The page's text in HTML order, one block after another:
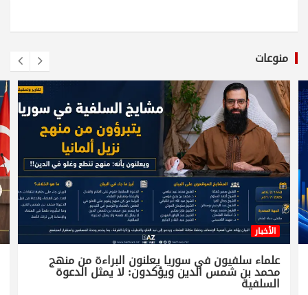
منوعات
الأخبار
علماء سلفيون في سوريا يعلنون البراءة من منهج
محمد بن شمس الدين ويؤكدون: لا يمثل الدعوة
السلفية